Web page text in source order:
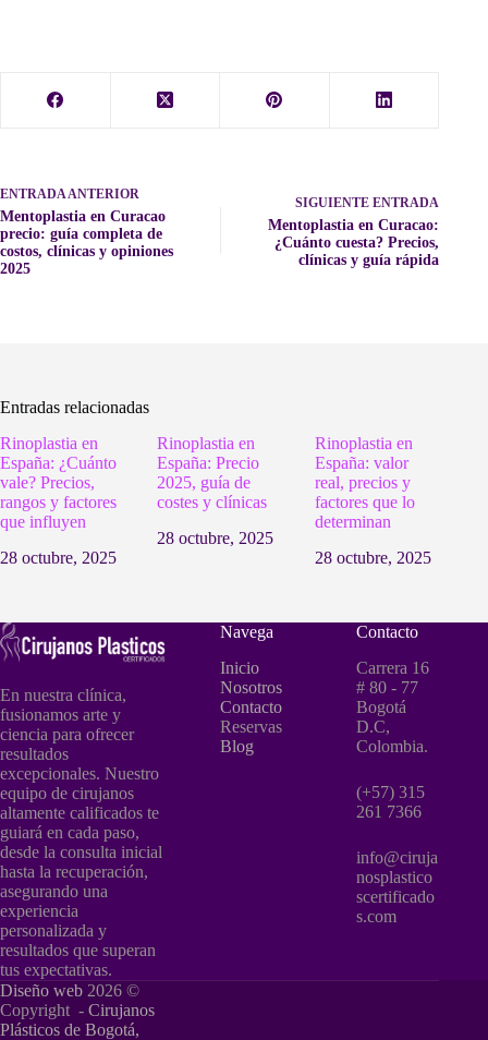
ENTRADAANTERIOR
Mentoplastia en Curacao
precio: guía completa de
costos, clínicas y opiniones
2025
SIGUIENTEENTRADA
Mentoplastia en Curacao:
¿Cuánto cuesta? Precios,
clínicas y guía rápida
Entradas relacionadas
Rinoplastia en
España: ¿Cuánto
vale? Precios,
rangos y factores
que influyen
28 octubre, 2025
Rinoplastia en
España: Precio
2025, guía de
costes y clínicas
28 octubre, 2025
Rinoplastia en
España: valor
real, precios y
factores que lo
determinan
28 octubre, 2025
En nuestra clínica,
fusionamos arte y
ciencia para ofrecer
resultados
excepcionales. Nuestro
equipo de cirujanos
altamente calificados te
guiará en cada paso,
desde la consulta inicial
hasta la recuperación,
asegurando una
experiencia
personalizada y
resultados que superan
tus expectativas.
Navega
Inicio
Nosotros
Contacto
Reservas
Blog
Contacto
Carrera 16
# 80 - 77
Bogotá
D.C,
Colombia.
(+57) 315
261 7366
info@ciruja
nosplastico
scertificado
s.com
Diseño web 2026 ©
Copyright - Cirujanos
Plásticos de Bogotá,